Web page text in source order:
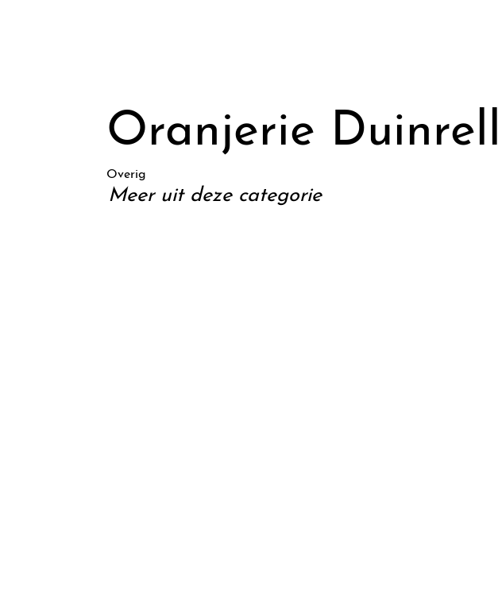
Oranjerie Duinrell
Overig
Meer uit deze categorie